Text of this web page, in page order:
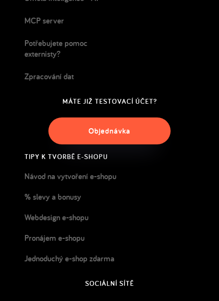
MCP server
Potřebujete pomoc
externisty?
Zpracování dat
MÁTE JIŽ TESTOVACÍ ÚČET?
Objednávka
TIPY K TVORBĚ E-SHOPU
Návod na vytvoření e-shopu
% slevy a bonusy
Webdesign e-shopu
Pronájem e-shopu
Jednoduchý e-shop zdarma
SOCIÁLNÍ SÍTĚ